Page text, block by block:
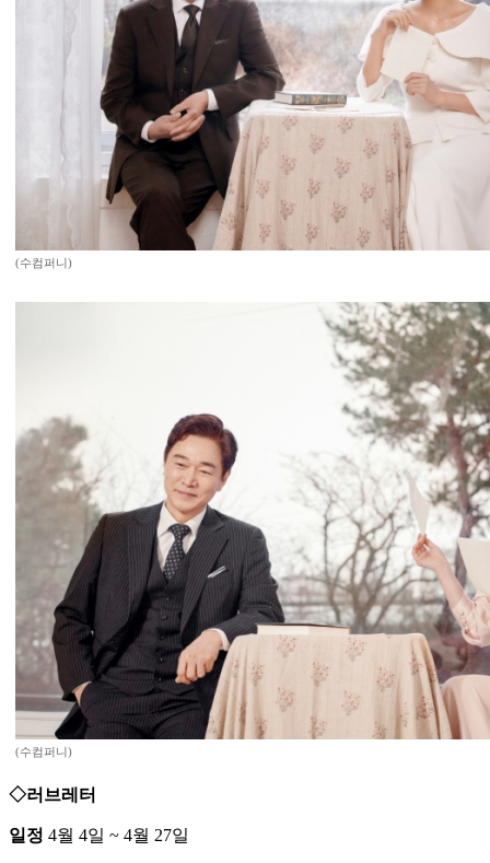
(수컴퍼니)
(수컴퍼니)
◇러브레터
일정 4월 4일 ~ 4월 27일